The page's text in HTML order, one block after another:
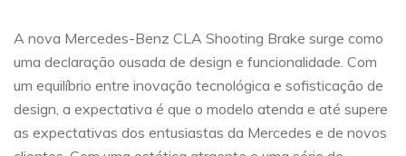
A nova Mercedes-Benz CLA Shooting Brake surge como
uma declaração ousada de design e funcionalidade. Com
um equilíbrio entre inovação tecnológica e sofisticação de
design, a expectativa é que o modelo atenda e até supere
as expectativas dos entusiastas da Mercedes e de novos